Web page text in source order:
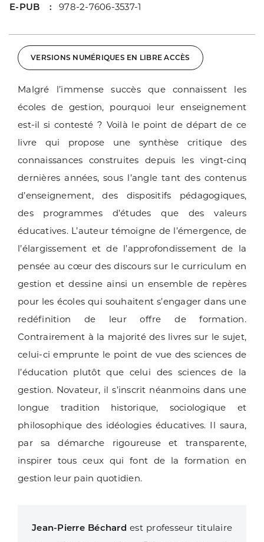
E-PUB
978-2-7606-3537-1
VERSIONS NUMÉRIQUES EN LIBRE ACCÈS
Malgré l’immense succès que connaissent les
écoles de gestion, pourquoi leur enseignement
est-il si contesté ? Voilà le point de départ de ce
livre qui propose une synthèse critique des
connaissances construites depuis les vingt-cinq
dernières années, sous l’angle tant des contenus
d’enseignement, des dispositifs pédagogiques,
des programmes d’études que des valeurs
éducatives. L’auteur témoigne de l’émergence, de
l’élargissement et de l’approfondissement de la
pensée au cœur des discours sur le curriculum en
gestion et dessine ainsi un ensemble de repères
pour les écoles qui souhaitent s’engager dans une
redéfinition de leur offre de formation.
Contrairement à la majorité des livres sur le sujet,
celui-ci emprunte le point de vue des sciences de
l’éducation plutôt que celui des sciences de la
gestion. Novateur, il s’inscrit néanmoins dans une
longue tradition historique, sociologique et
philosophique des idéologies éducatives. Il saura,
par sa démarche rigoureuse et transparente,
inspirer tous ceux qui font de la formation en
gestion leur pain quotidien.
Jean-Pierre Béchard est professeur titulaire